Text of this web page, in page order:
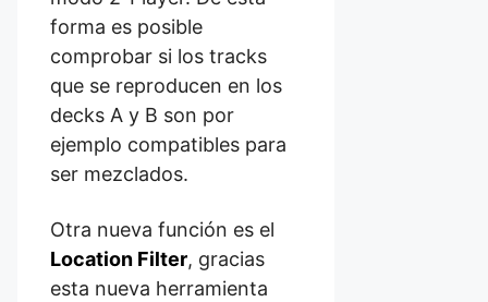
forma es posible
comprobar si los tracks
que se reproducen en los
decks A y B son por
ejemplo compatibles para
ser mezclados.
Otra nueva función es el
Location Filter, gracias
esta nueva herramienta